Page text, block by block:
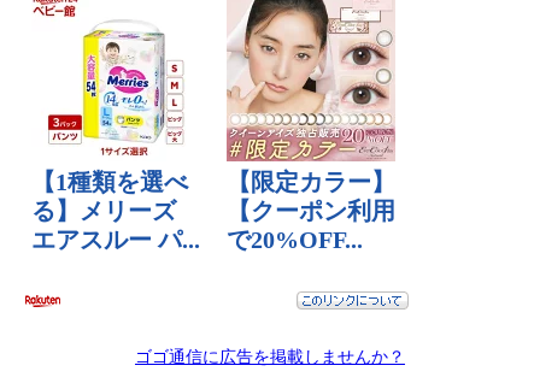
ゴゴ通信に広告を掲載しませんか？